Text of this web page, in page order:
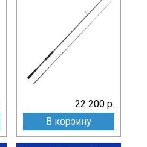
22 200 р.
В корзину